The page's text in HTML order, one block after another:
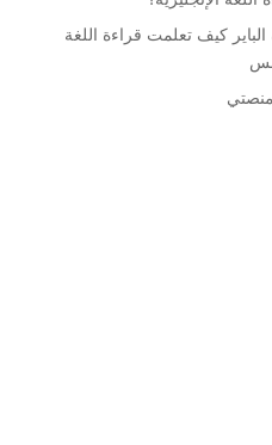
كيف تعلمت قراءة اللغة